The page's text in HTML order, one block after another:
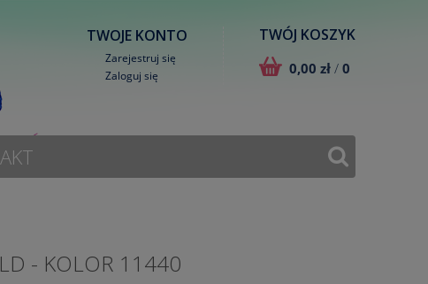
TWÓJ KOSZYK
0,00 zł / 0
TWOJE KONTO
Zarejestruj się
Zaloguj się
- KOLOR 11440